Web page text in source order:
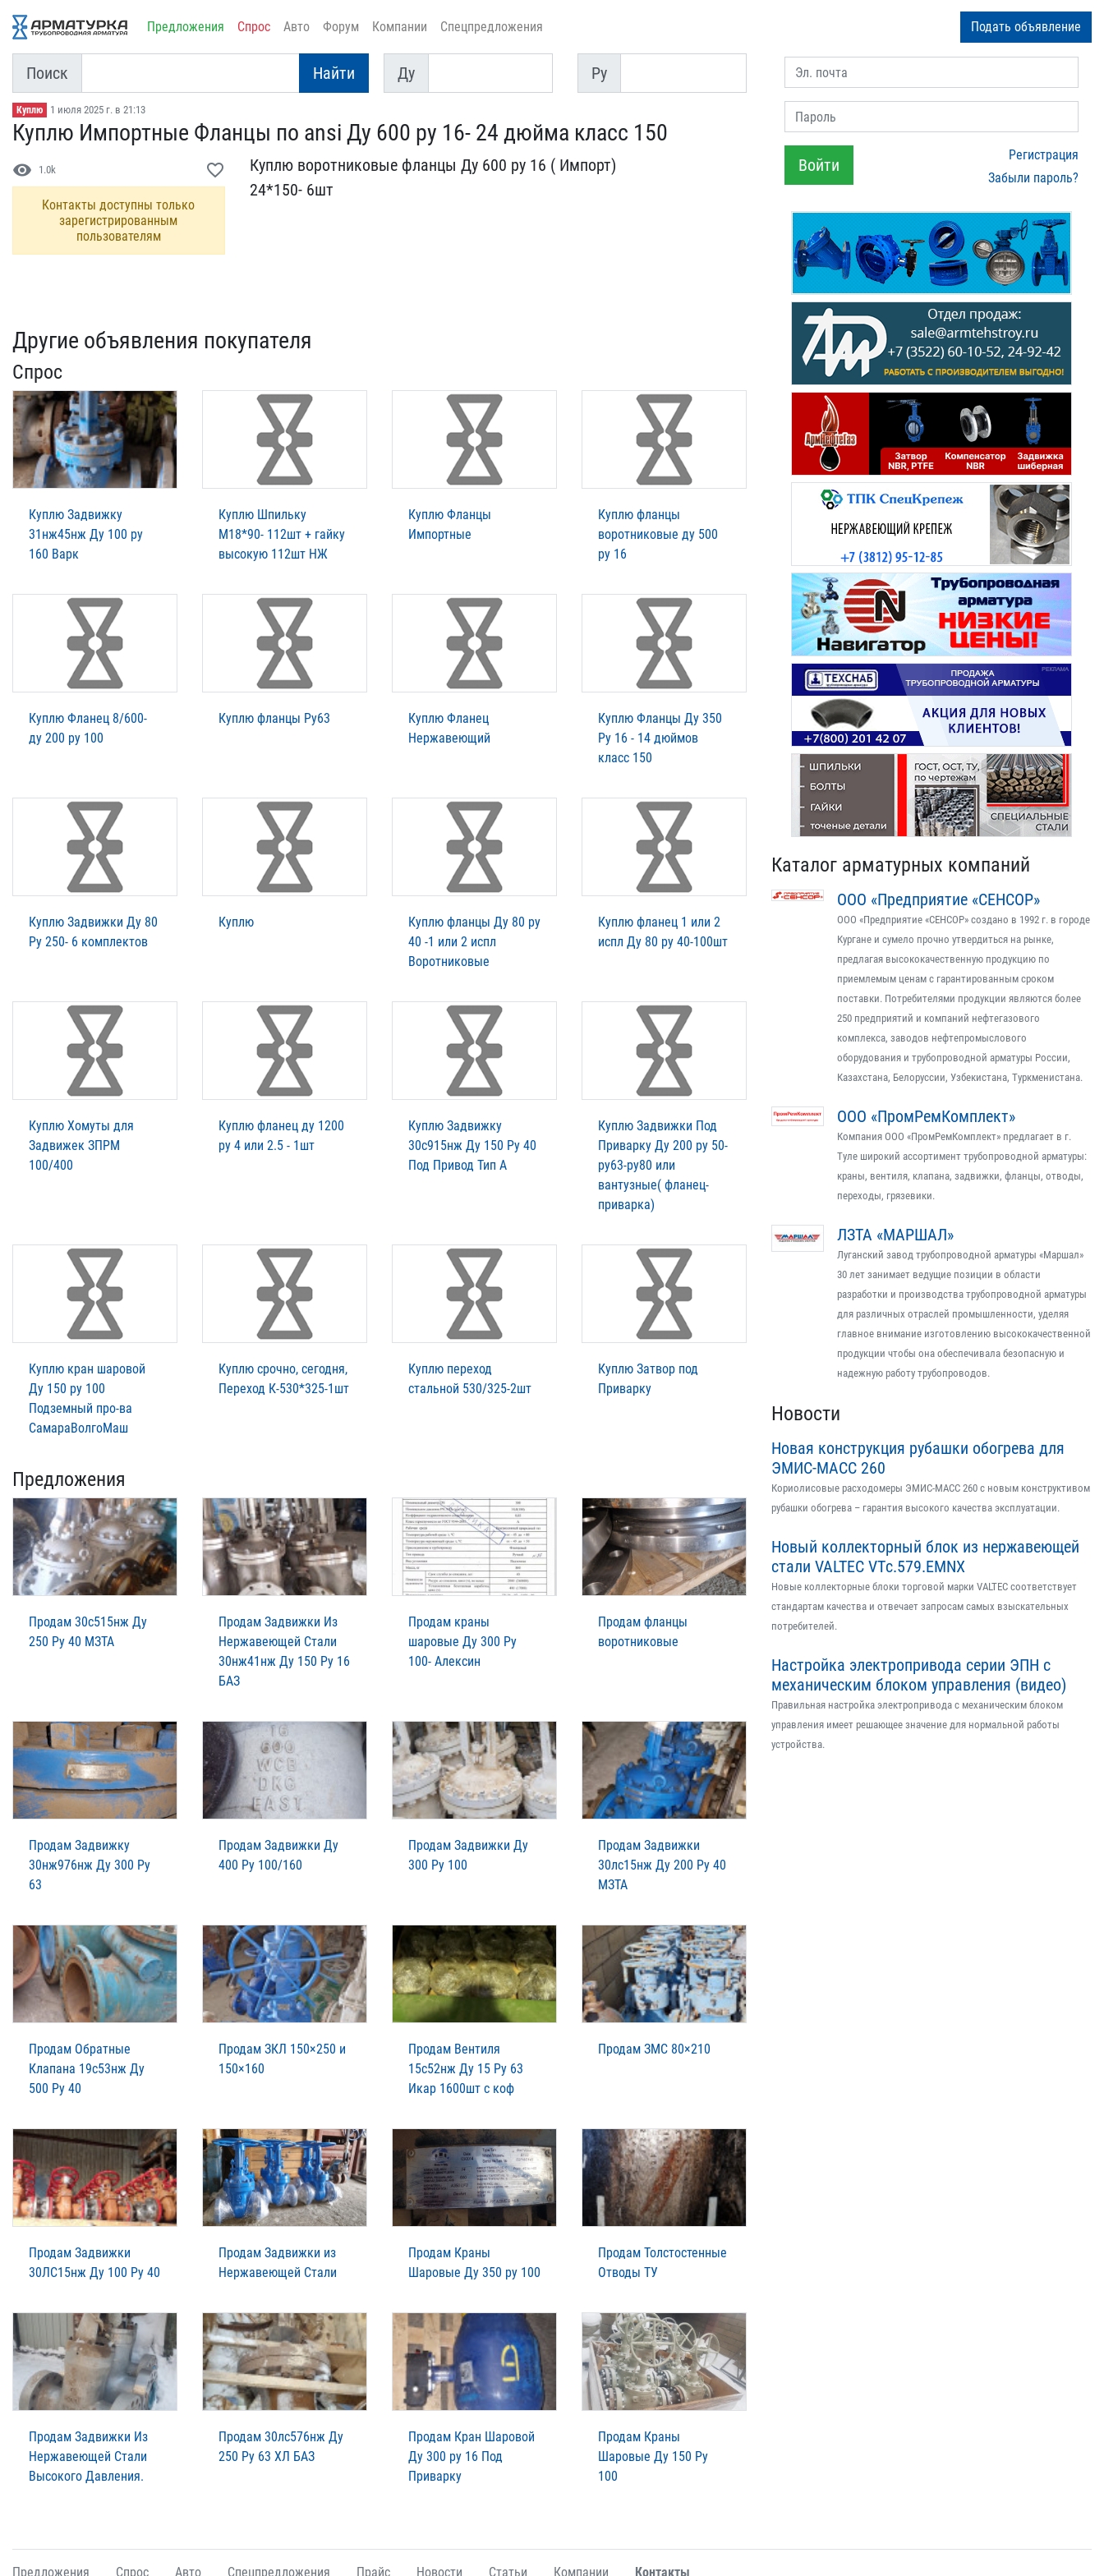
Предложения Спрос Авто Форум Компании Спецпредложения Подать объявление
Поиск Найти
Ду
Ду
Py
Py
Куплю 1 июля 2025 г. в 21:13
Куплю Импортные Фланцы п​о ansi Ду 600 ру 16- 24​ дюйма класс 150
visibility 1.0k favorite_border
Контакты доступны только
зарегистрированным
пользователям
Куплю воротниковые фланц​ы Ду 600 ру 16 ( Импорт)​
24*150- 6шт
Другие объявления покупателя
Спрос
Куплю Задвижку
31нж45нж Ду 100 ру
160 Варк
Куплю Шпильку
М18*90- 112шт + гайку
высокую 112шт НЖ
Куплю Фланцы
Импортные
Куплю фланцы
воротниковые ду 500
ру 16
Куплю Фланец 8/600-
ду 200 ру 100
Куплю фланцы Ру63
Куплю Фланец
Нержавеющий
Куплю Фланцы Ду 350
Ру 16 - 14 дюймов
класс 150
Куплю Задвижки Ду 80
Ру 250- 6 комплектов
Куплю
Куплю фланцы Ду 80 ру
40 -1 или 2 испл
Воротниковые
Куплю фланец 1 или 2
испл Ду 80 ру 40-100шт
Куплю Хомуты для
Задвижек ЗПРМ
100/400
Куплю фланец ду 1200
ру 4 или 2.5 - 1шт
Куплю Задвижку
30с915нж Ду 150 Ру 40
Под Привод Тип А
Куплю Задвижки Под
Приварку Ду 200 ру 50-
ру63-ру80 или
вантузные( фланец-
приварка)
Куплю кран шаровой
Ду 150 ру 100
Подземный про-ва
СамараВолгоМаш
Куплю срочно, сегодня,
Переход К-530*325-1шт
Куплю переход
стальной 530/325-2шт
Куплю Затвор под
Приварку
Предложения
Продам 30с515нж Ду
250 Ру 40 МЗТА
Продам Задвижки Из
Нержавеющей Стали
30нж41нж Ду 150 Ру 16
БАЗ
Продам краны
шаровые Ду 300 Ру
100- Алексин
Продам фланцы
воротниковые
Продам Задвижку
30нж976нж Ду 300 Ру
63
Продам Задвижки Ду
400 Ру 100/160
Продам Задвижки Ду
300 Ру 100
Продам Задвижки
30лс15нж Ду 200 Ру 40
МЗТА
Продам Обратные
Клапана 19с53нж Ду
500 Ру 40
Продам ЗКЛ 150×250 и
150×160
Продам Вентиля
15с52нж Ду 15 Ру 63
Икар 1600шт с коф
Продам ЗМС 80×210
Продам Задвижки
30ЛС15нж Ду 100 Ру 40
Продам Задвижки из
Нержавеющей Стали
Продам Краны
Шаровые Ду 350 ру 100
Продам Толстостенные
Отводы ТУ
Продам Задвижки Из
Нержавеющей Стали
Высокого Давления.
Продам 30лс576нж Ду
250 Ру 63 ХЛ БАЗ
Продам Кран Шаровой
Ду 300 ру 16 Под
Приварку
Продам Краны
Шаровые Ду 150 Ру
100
Эл. почта
Пароль
Войти
Регистрация
Забыли пароль?
Каталог арматурных компаний
ООО «Предприятие «СЕНСОР»
ООО «Предприятие «СЕНСОР» создано в 1992 г. в городе
Кургане и сумело прочно утвердиться на рынке,
предлагая высококачественную продукцию по
приемлемым ценам с гарантированным сроком
поставки. Потребителями продукции являются более
250 предприятий и компаний нефтегазового
комплекса, заводов нефтепромыслового
оборудования и трубопроводной арматуры России,
Казахстана, Белоруссии, Узбекистана, Туркменистана.
ООО «ПромРемКомплект»
Компания ООО «ПромРемКомплект» предлагает в г.
Туле широкий ассортимент трубопроводной арматуры:
краны, вентиля, клапана, задвижки, фланцы, отводы,
переходы, грязевики.
ЛЗТА «МАРШАЛ»
Луганский завод трубопроводной арматуры «Маршал»
30 лет занимает ведущие позиции в области
разработки и производства трубопроводной арматуры
для различных отраслей промышленности, уделяя
главное внимание изготовлению высококачественной
продукции чтобы она обеспечивала безопасную и
надежную работу трубопроводов.
Новости
Новая конструкция рубашки обогрева для
ЭМИС-МАСС 260
Кориолисовые расходомеры ЭМИС-МАСС 260 с новым конструктивом
рубашки обогрева – гарантия высокого качества эксплуатации.
Новый коллекторный блок из нержавеющей
стали VALTEC VTс.579.EMNX
Новые коллекторные блоки торговой марки VALTEC соответствует
стандартам качества и отвечает запросам самых взыскательных
потребителей.
Настройка электропривода серии ЭПН с
механическим блоком управления (видео)
Правильная настройка электропривода с механическим блоком
управления имеет решающее значение для нормальной работы
устройства.
Предложения Спрос Авто Спецпредложения Прайс Новости Статьи Компании Контакты